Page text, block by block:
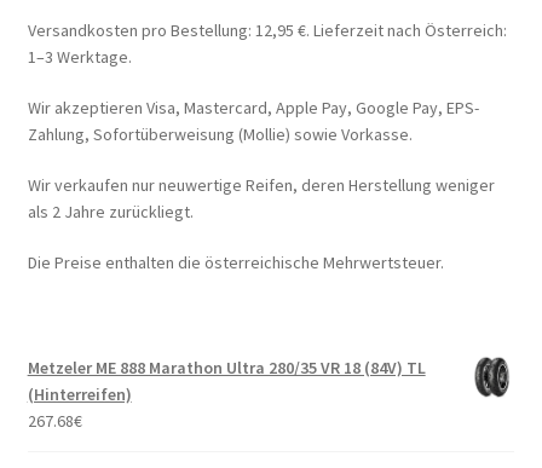
Versandkosten pro Bestellung: 12,95 €. Lieferzeit nach Österreich:
1–3 Werktage.
Wir akzeptieren Visa, Mastercard, Apple Pay, Google Pay, EPS-
Zahlung, Sofortüberweisung (Mollie) sowie Vorkasse.
Wir verkaufen nur neuwertige Reifen, deren Herstellung weniger
als 2 Jahre zurückliegt.
Die Preise enthalten die österreichische Mehrwertsteuer.
Metzeler ME 888 Marathon Ultra 280/35 VR 18 (84V) TL
(Hinterreifen)
267.68€